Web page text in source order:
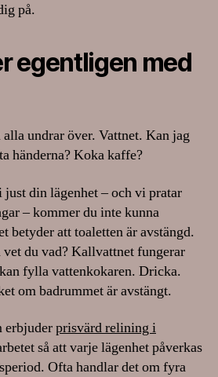
på.
egentligen med
undrar över. Vattnet. Kan jag
händerna? Koka kaffe?
din lägenhet – och vi pratar
– kommer du inte kunna
betyder att toaletten är avstängd.
du vad? Kallvattnet fungerar
fylla vattenkokaren. Dricka.
om badrummet är avstängt.
erbjuderprisvärd relining i
så att varje lägenhet påverkas
Ofta handlar det om fyra